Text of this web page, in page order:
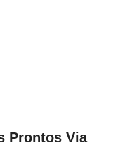
Prontos Via